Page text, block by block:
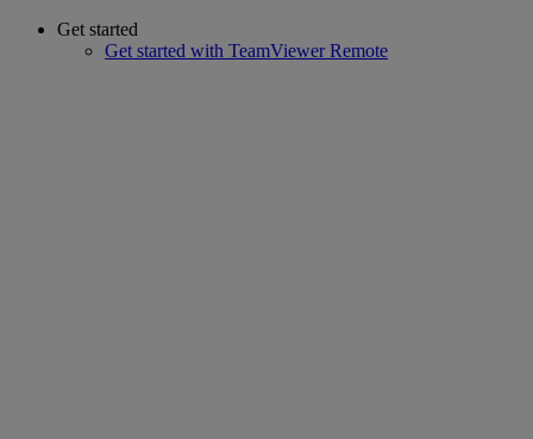
Get started
Get started with TeamViewer Remote